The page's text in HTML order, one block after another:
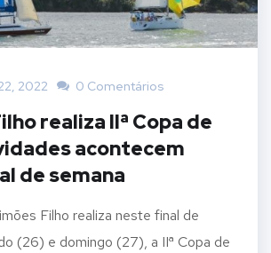
2022 0 Comentários
realiza IIª Copa de
acontecem
de semana
Filho realiza neste final de
(26) e domingo (27), a IIª Copa de